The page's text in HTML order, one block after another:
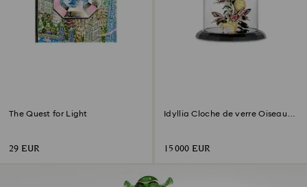
The Quest for Light
29 EUR
Idyllia Cloche de verre Oiseaux
15 000 EUR